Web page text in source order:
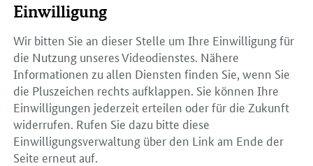
Einwilligung
Wir bitten Sie an dieser Stelle um Ihre Einwilligung für
die Nutzung unseres Videodienstes. Nähere
Informationen zu allen Diensten finden Sie, wenn Sie
die Pluszeichen rechts aufklappen. Sie können Ihre
Einwilligungen jederzeit erteilen oder für die Zukunft
widerrufen. Rufen Sie dazu bitte diese
Einwilligungsverwaltung über den Link am Ende der
Seite erneut auf.